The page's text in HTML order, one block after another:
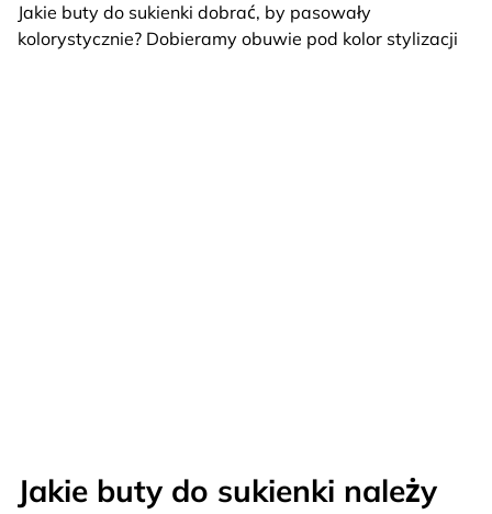
Jakie buty do sukienki dobrać, by pasowały
kolorystycznie? Dobieramy obuwie pod kolor stylizacji
Jakie buty do sukienki należy